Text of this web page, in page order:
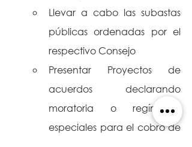
Llevar a cabo las subastas
públicas ordenadas por el
respectivo Consejo
Presentar Proyectos de
acuerdos declarando
moratoria o regímenes
especiales para el cobro de